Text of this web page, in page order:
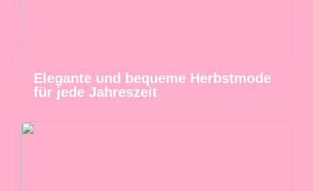
Elegante und bequeme Herbstmode
für jede Jahreszeit